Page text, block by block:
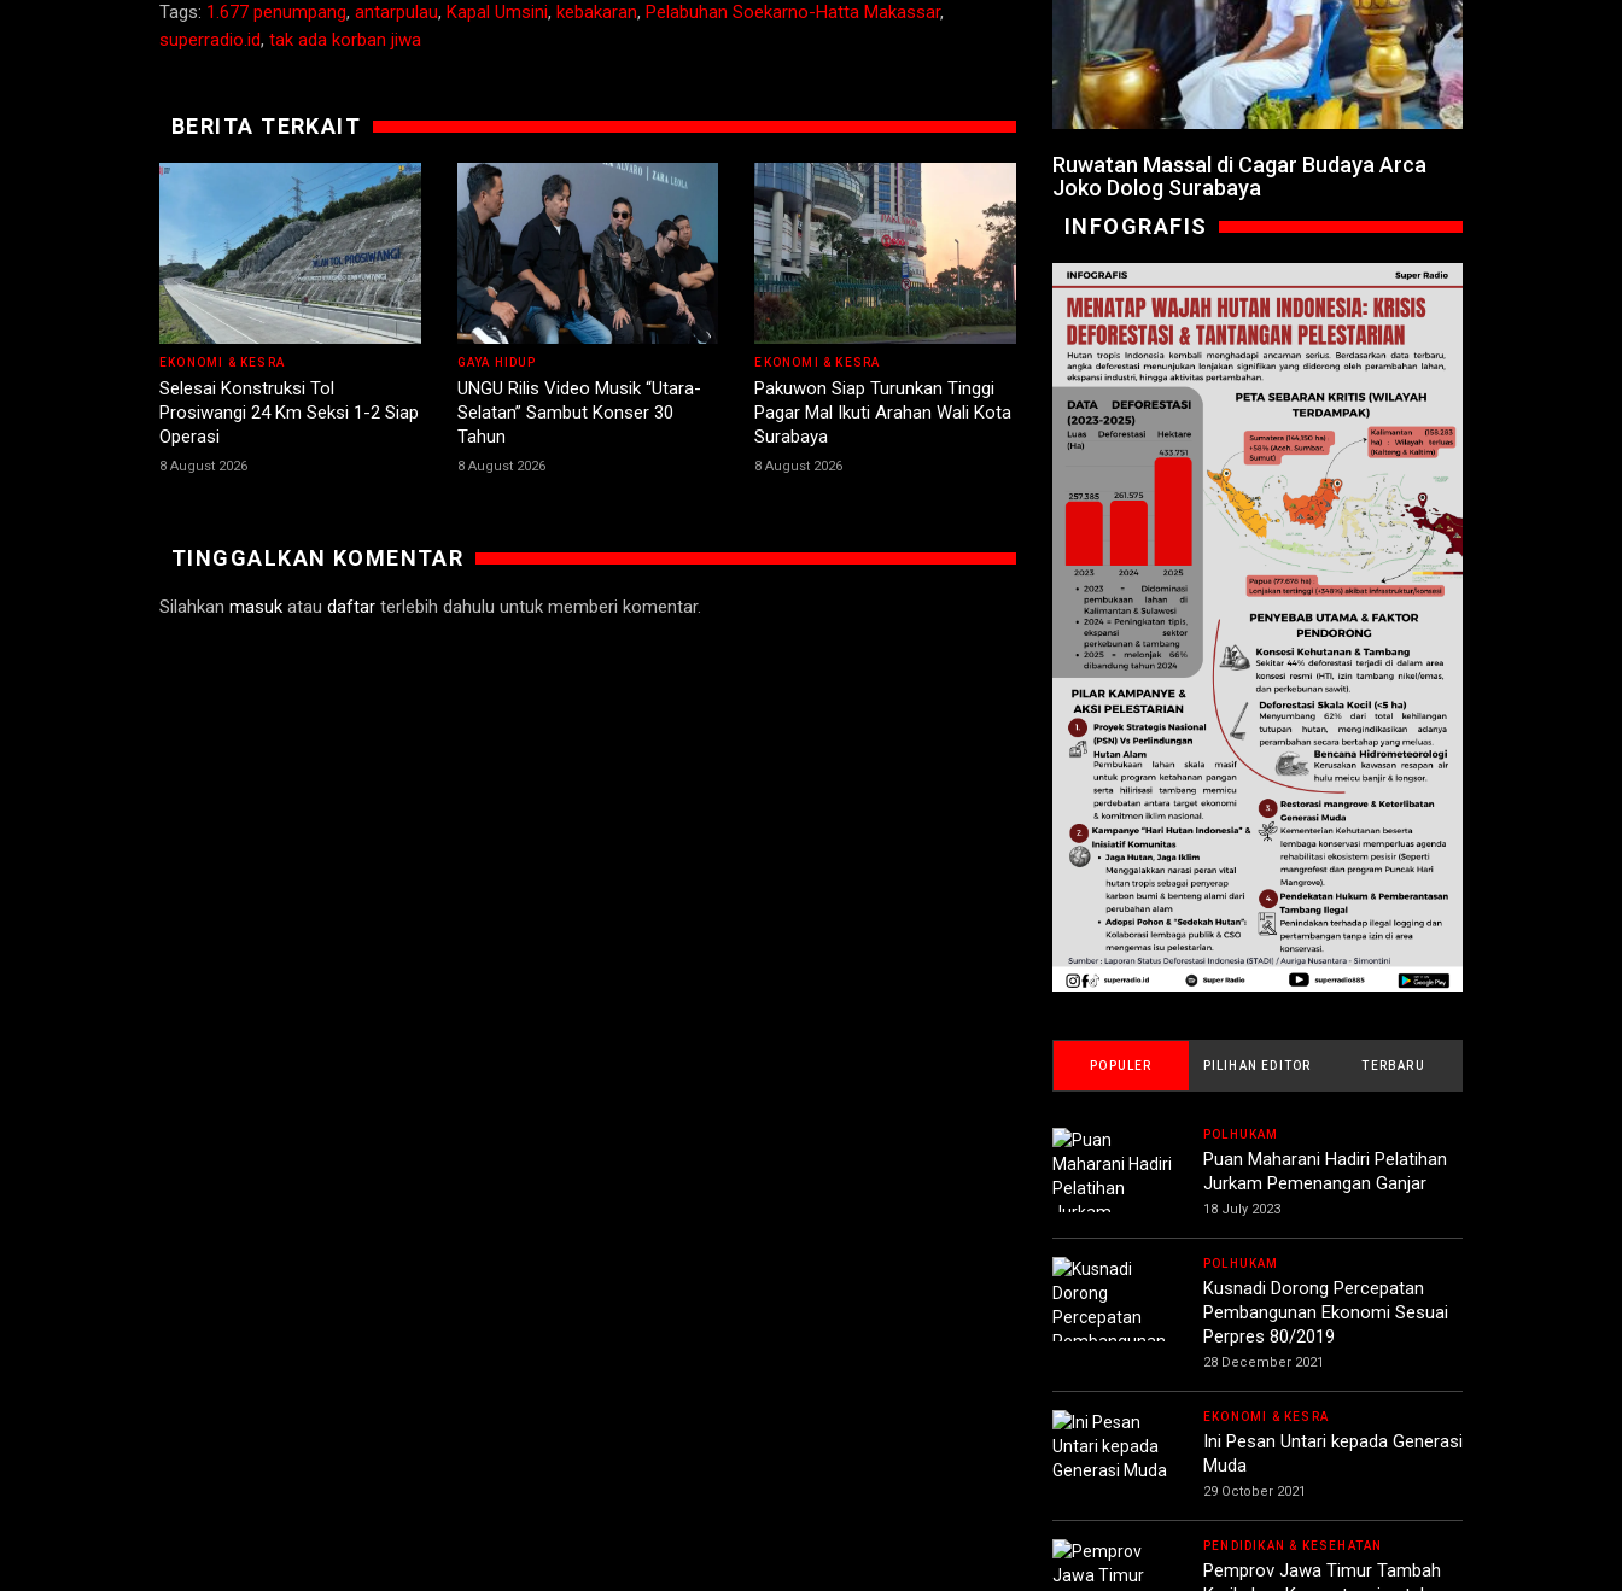
Tags: 1.677 penumpang, antarpulau, Kapal Umsini, kebakaran, Pelabuhan Soekarno-Hatta Makassar,
superradio.id, tak ada korban jiwa
BERITA TERKAIT
EKONOMI & KESRA
Selesai Konstruksi Tol
Prosiwangi 24 Km Seksi 1-2 Siap
Operasi
8 August 2026
GAYA HIDUP
UNGU Rilis Video Musik “Utara-
Selatan” Sambut Konser 30
Tahun
8 August 2026
EKONOMI & KESRA
Pakuwon Siap Turunkan Tinggi
Pagar Mal Ikuti Arahan Wali Kota
Surabaya
8 August 2026
TINGGALKAN KOMENTAR
Silahkan masuk atau daftar terlebih dahulu untuk memberi komentar.
Ruwatan Massal di Cagar Budaya Arca
Joko Dolog Surabaya
INFOGRAFIS
POPULER PILIHAN EDITOR TERBARU
POLHUKAM
Puan Maharani Hadiri Pelatihan
Jurkam Pemenangan Ganjar
18 July 2023
POLHUKAM
Kusnadi Dorong Percepatan
Pembangunan Ekonomi Sesuai
Perpres 80/2019
28 December 2021
EKONOMI & KESRA
Ini Pesan Untari kepada Generasi
Muda
29 October 2021
PENDIDIKAN & KESEHATAN
Pemprov Jawa Timur Tambah